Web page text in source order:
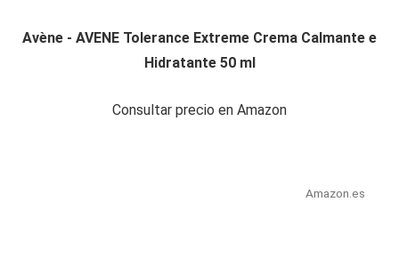
Avène - AVENE Tolerance Extreme Crema Calmante e
Hidratante 50 ml
Consultar precio en Amazon
Amazon.es